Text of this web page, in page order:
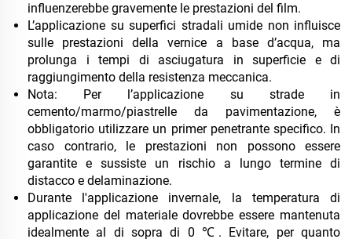
influenzerebbe gravemente le prestazioni del film.
L’applicazione su superfici stradali umide non influisce
sulle prestazioni della vernice a base d’acqua, ma
prolunga i tempi di asciugatura in superficie e di
raggiungimento della resistenza meccanica.
Nota: Per l’applicazione su strade in
cemento/marmo/piastrelle da pavimentazione, è
obbligatorio utilizzare un primer penetrante specifico. In
caso contrario, le prestazioni non possono essere
garantite e sussiste un rischio a lungo termine di
distacco e delaminazione.
Durante l'applicazione invernale, la temperatura di
applicazione del materiale dovrebbe essere mantenuta
idealmente al di sopra di 0 ℃. Evitare, per quanto